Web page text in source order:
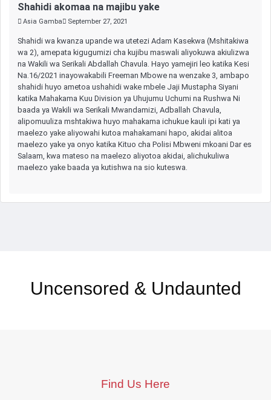
Shahidi akomaa na majibu yake
Asia Gamba September 27, 2021
Shahidi wa kwanza upande wa utetezi Adam Kasekwa (Mshitakiwa
wa 2), amepata kigugumizi cha kujibu maswali aliyokuwa akiulizwa
na Wakili wa Serikali Abdallah Chavula. Hayo yamejiri leo katika Kesi
Na.16/2021 inayowakabili Freeman Mbowe na wenzake 3, ambapo
shahidi huyo ametoa ushahidi wake mbele Jaji Mustapha Siyani
katika Mahakama Kuu Division ya Uhujumu Uchumi na Rushwa Ni
baada ya Wakili wa Serikali Mwandamizi, Adballah Chavula,
alipomuuliza mshtakiwa huyo mahakama ichukue kauli ipi kati ya
maelezo yake aliyowahi kutoa mahakamani hapo, akidai alitoa
maelezo yake ya onyo katika Kituo cha Polisi Mbweni mkoani Dar es
Salaam, kwa mateso na maelezo aliyotoa akidai, alichukuliwa
maelezo yake baada ya kutishwa na sio kuteswa.
Uncensored & Undaunted
Find Us Here